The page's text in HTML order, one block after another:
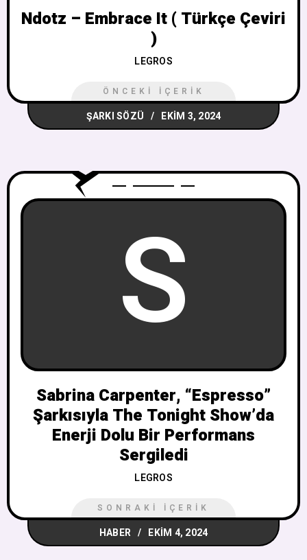
Ndotz – Embrace It ( Türkçe Çeviri
)
LEGROS
ÖNCEKI İÇERIK
ŞARKI SÖZÜ EKIM 3, 2024
S
Sabrina Carpenter, “Espresso”
Şarkısıyla The Tonight Show’da
Enerji Dolu Bir Performans
Sergiledi
LEGROS
SONRAKI İÇERIK
HABER EKIM 4, 2024